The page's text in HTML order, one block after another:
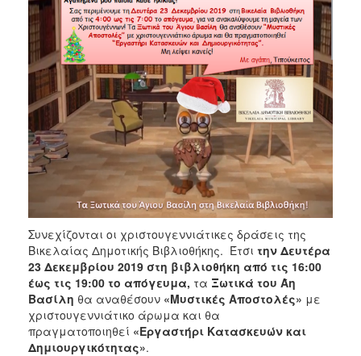
2012
2011
2010
2006
ΔΗΜΟΤΗΣ
ΕΠΙΣΚΕΠΤΗΣ
ΗΡΑΚΛΕΙΟ
Συνεχίζονται οι χριστουγεννιάτικες δράσεις της
Βικελαίας Δημοτικής Βιβλιοθήκης. Έτσι την Δευτέρα
23 Δεκεμβρίου 2019 στη βιβλιοθήκη από τις 16:00
έως τις 19:00 το απόγευμα, τα Ξωτικά του Άη
Βασίλη θα αναθέσουν «Μυστικές Αποστολές» με
χριστουγεννιάτικο άρωμα και θα
πραγματοποιηθεί «Εργαστήρι Κατασκευών και
Δημιουργικότητας».